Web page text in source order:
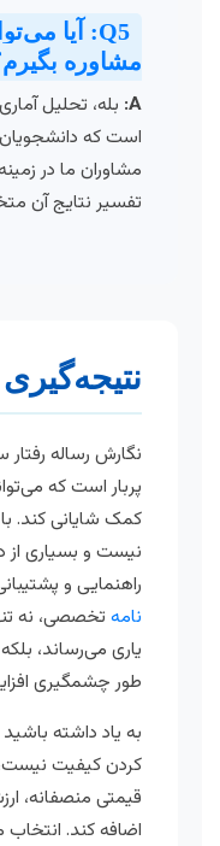
Q5: آیا می‌توانم برای
مشاوره
A: بله، تحلیل
است که دانشجویان
مشاوران ما در
تفسیر نتایج آن
نگارش رساله
پربار است که
کمک شایانی کند.
نیست و بسیاری از
راهنمایی و
نامه تخصصی، نه
یاری می‌رساند،
طور چشمگیری
به یاد داشته
کردن کیفیت
قیمتی منصفانه،
اضافه کند.